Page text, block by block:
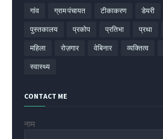
गांव ग्राम पंचायत टीकाकरण डेयरी
पुस्तकालय प्रकोप प्रतिभा प्रथा
महिला रोज़गार वेबिनार व्यक्तित्व
स्वास्थ्य
CONTACT ME
नाम